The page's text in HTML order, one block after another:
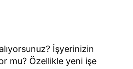
İşyerinizin
mu? Özellikle yeni işe